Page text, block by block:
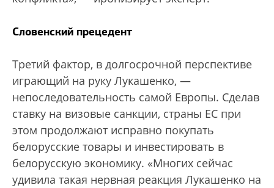
Словенский прецедент
Третий фактор, в долгосрочной перспективе
играющий на руку Лукашенко, —
непоследовательность самой Европы. Сделав
ставку на визовые санкции, страны ЕС при
этом продолжают исправно покупать
белорусские товары и инвестировать в
белорусскую экономику. «Многих сейчас
удивила такая нервная реакция Лукашенко на